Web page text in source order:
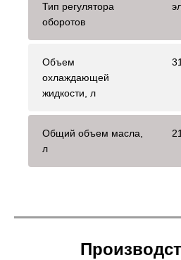
Тип регулятора
оборотов
Объем
охлаждающей
жидкости, л
Общий объем масла,
л